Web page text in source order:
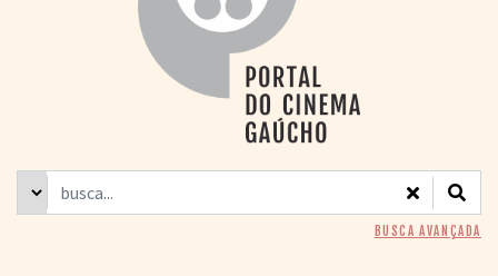
> ASSOCIAÇÃO DOS
> BIBLIOTECA
ROMEU GRIMALDI
> GRADE SEMANAL
> PREÇOS E
DESCONTOS
BUSCA AVANÇADA